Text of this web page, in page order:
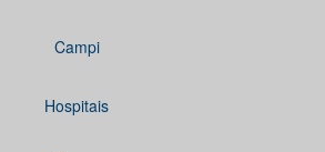
Campi
Hospitais